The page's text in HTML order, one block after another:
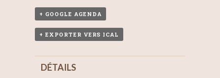
+ GOOGLE AGENDA
+ EXPORTER VERS ICAL
DÉTAILS